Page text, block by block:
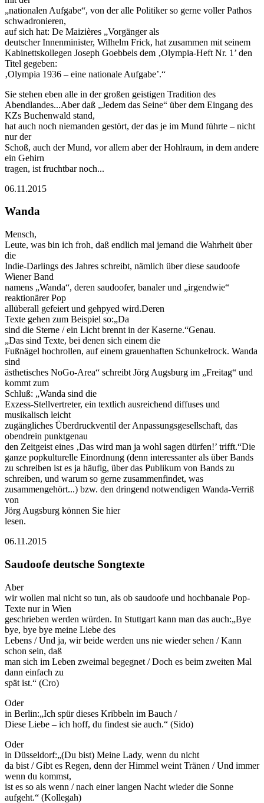
„nationalen Aufgabe“, von der alle Politiker so gerne voller Pathos
schwadronieren,
auf sich hat: De Maizières „Vorgänger als
deutscher Innenminister, Wilhelm Frick, hat zusammen mit seinem
Kabinettskollegen Joseph Goebbels dem ‚Olympia-Heft Nr. 1’ den
Titel gegeben:
‚Olympia 1936 – eine nationale Aufgabe’.“
Sie stehen eben alle in der großen geistigen Tradition des
Abendlandes...Aber daß „Jedem das Seine“ über dem Eingang des
KZs Buchenwald stand,
hat auch noch niemanden gestört, der das je im Mund führte – nicht
nur der
Schoß, auch der Mund, vor allem aber der Hohlraum, in dem andere
ein Gehirn
tragen, ist fruchtbar noch...
06.11.2015
Wanda
Mensch,
Leute, was bin ich froh, daß endlich mal jemand die Wahrheit über
die
Indie-Darlings des Jahres schreibt, nämlich über diese saudoofe
Wiener Band
namens „Wanda“, deren saudoofer, banaler und „irgendwie“
reaktionärer Pop
allüberall gefeiert und gehpyed wird.Deren
Texte gehen zum Beispiel so:„Da
sind die Sterne / ein Licht brennt in der Kaserne.“Genau.
„Das sind Texte, bei denen sich einem die
Fußnägel hochrollen, auf einem grauenhaften Schunkelrock. Wanda
sind
ästhetisches NoGo-Area“ schreibt Jörg Augsburg im „Freitag“ und
kommt zum
Schluß: „Wanda sind die
Exzess-Stellvertreter, ein textlich ausreichend diffuses und
musikalisch leicht
zugängliches Überdruckventil der Anpassungsgesellschaft, das
obendrein punktgenau
den Zeitgeist eines ‚Das wird man ja wohl sagen dürfen!’ trifft.“Die
ganze popkulturelle Einordnung (denn interessanter als über Bands
zu schreiben ist es ja häufig, über das Publikum von Bands zu
schreiben, und warum so gerne zusammenfindet, was
zusammengehört...) bzw. den dringend notwendigen Wanda-Verriß
von
Jörg Augsburg können Sie hier
lesen.
06.11.2015
Saudoofe deutsche Songtexte
Aber
wir wollen mal nicht so tun, als ob saudoofe und hochbanale Pop-
Texte nur in Wien
geschrieben werden würden. In Stuttgart kann man das auch:„Bye
bye, bye bye meine Liebe des
Lebens / Und ja, wir beide werden uns nie wieder sehen / Kann
schon sein, daß
man sich im Leben zweimal begegnet / Doch es beim zweiten Mal
dann einfach zu
spät ist.“ (Cro)
Oder
in Berlin:„Ich spür dieses Kribbeln im Bauch /
Diese Liebe – ich hoff, du findest sie auch.“ (Sido)
Oder
in Düsseldorf:„(Du bist) Meine Lady, wenn du nicht
da bist / Gibt es Regen, denn der Himmel weint Tränen / Und immer
wenn du kommst,
ist es so als wenn / nach einer langen Nacht wieder die Sonne
aufgeht.“ (Kollegah)